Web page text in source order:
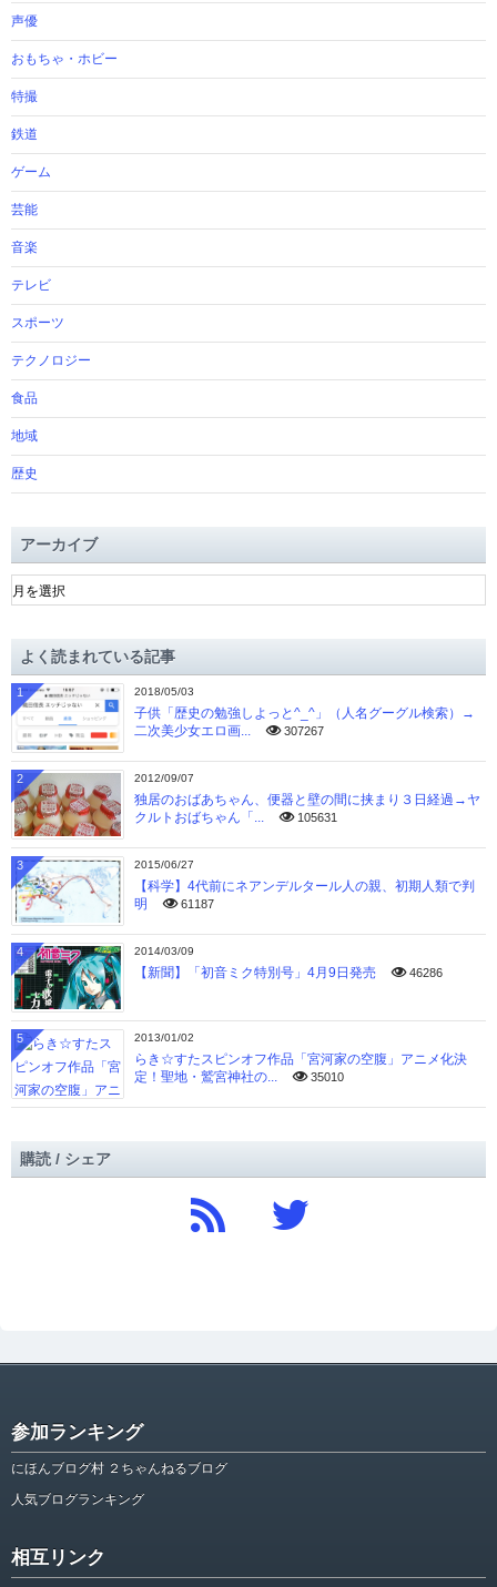
声優
おもちゃ・ホビー
特撮
鉄道
ゲーム
芸能
音楽
テレビ
スポーツ
テクノロジー
食品
地域
歴史
アーカイブ
ア
ー
ブよく読まれている記事
2018/05/03
子供「歴史の勉強しよっと^_^」（人名グーグル検索）→
二次美少女エロ画...
307267
1
2012/09/07
独居のおばあちゃん、便器と壁の間に挟まり３日経過→ヤ
クルトおばちゃん「...
105631
2
2015/06/27
【科学】4代前にネアンデルタール人の親、初期人類で判
明
61187
3
2014/03/09
【新聞】「初音ミク特別号」4月9日発売 46286
4
2013/01/02
らき☆すたスピンオフ作品「宮河家の空腹」アニメ化決
定！聖地・鷲宮神社の...
35010
5
購読 / シェア
参加ランキング
にほんブログ村 ２ちゃんねるブログ
人気ブログランキング
相互リンク